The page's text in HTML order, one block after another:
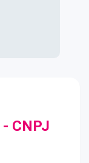
- CNPJ